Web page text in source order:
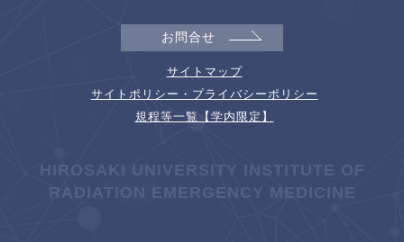
お問合せ
サイトマップ
サイトポリシー・プライバシーポリシー
規程等一覧【学内限定】
HIROSAKI UNIVERSITY INSTITUTE OF
RADIATION EMERGENCY MEDICINE